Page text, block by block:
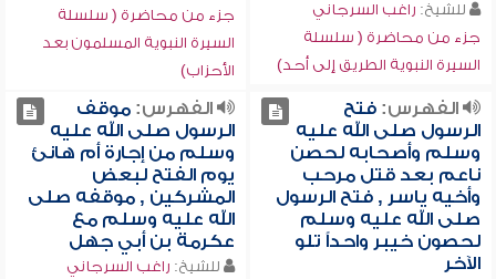
للشيخ: راغب السرجاني
جزء من محاضرة ( سلسلة
السيرة النبوية الطريق إلى أحد)
جزء من محاضرة ( سلسلة
السيرة النبوية المسلمون بعد
الأحزاب)
الفهرس:فتح
الرسول صلى الله عليه
وسلم وأصحابه لحصن
ناعم بعد قتل مرحب
وأخيه ياسر , فتح الرسول
صلى الله عليه وسلم
لحصون خيبر واحداً تلو
الآخر
الفهرس:موقف
الرسول صلى الله عليه
وسلم من إجارة أم هانئ
يوم الفتح لبعض
المشركين , موقفه صلى
الله عليه وسلم مع
عكرمة بن أبي جهل
للشيخ: راغب السرجاني